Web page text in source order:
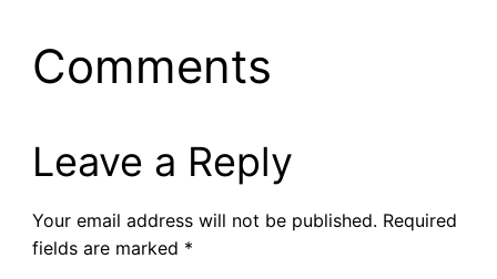
Comments
Leave a Reply
Your email address will not be published. Required
fields are marked *